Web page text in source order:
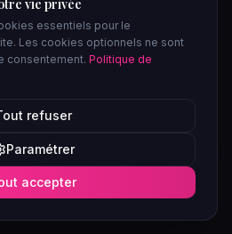
ce week-end
vie privée
essentiels pour le
Les cookies optionnels ne sont
consentement. Politique de
refuser
Paramétrer
accepter